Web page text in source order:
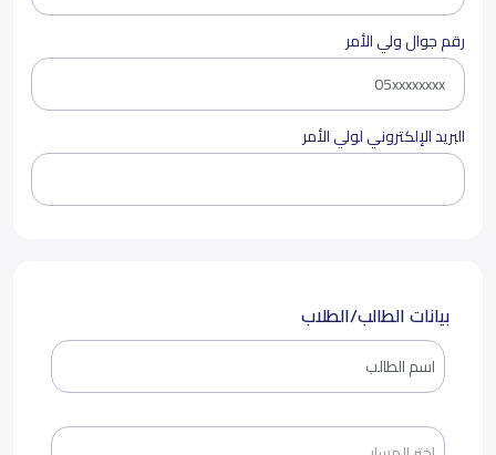
رقم جوال ولي الأمر
البريد الإلكتروني لولي الأمر
بيانات الطالب/الطلاب